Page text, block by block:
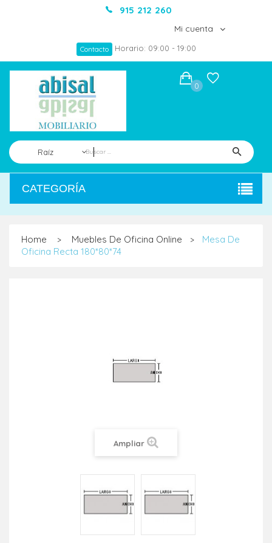
915 212 260
Mi cuenta
Contacto Horario: 09:00 - 19:00
Raíz
0
CATEGORÍA
Home > Muebles De Oficina Online >
Mesa De
Oficina Recta 180*80*74
Ampliar